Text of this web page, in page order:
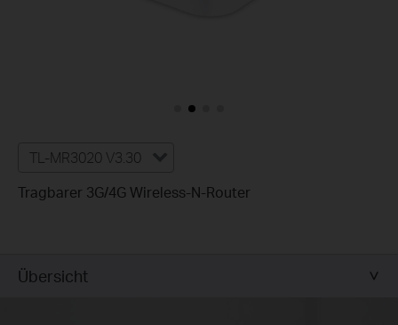
TL-MR3020 V3.30
Tragbarer 3G/4G Wireless-N-Router
Übersicht